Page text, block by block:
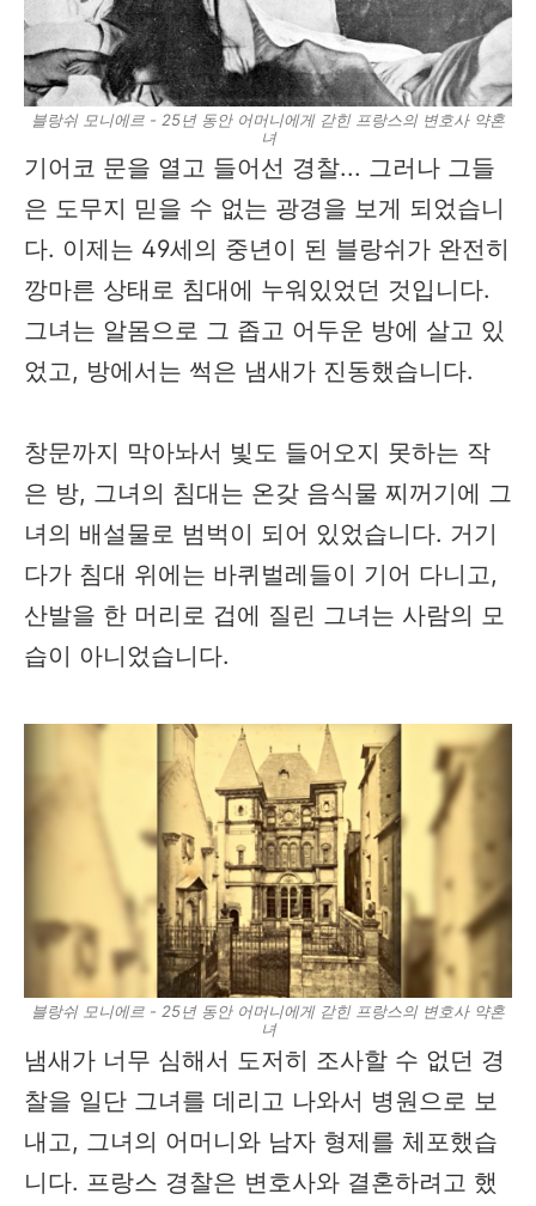
블랑쉬 모니에르 - 25년 동안 어머니에게 갇힌 프랑스의 변호사 약혼
녀
기어코 문을 열고 들어선 경찰... 그러나 그들
은 도무지 믿을 수 없는 광경을 보게 되었습니
다. 이제는 49세의 중년이 된 블랑쉬가 완전히
깡마른 상태로 침대에 누워있었던 것입니다.
그녀는 알몸으로 그 좁고 어두운 방에 살고 있
었고, 방에서는 썩은 냄새가 진동했습니다.
창문까지 막아놔서 빛도 들어오지 못하는 작
은 방, 그녀의 침대는 온갖 음식물 찌꺼기에 그
녀의 배설물로 범벅이 되어 있었습니다. 거기
다가 침대 위에는 바퀴벌레들이 기어 다니고,
산발을 한 머리로 겁에 질린 그녀는 사람의 모
습이 아니었습니다.
블랑쉬 모니에르 - 25년 동안 어머니에게 갇힌 프랑스의 변호사 약혼
녀
냄새가 너무 심해서 도저히 조사할 수 없던 경
찰을 일단 그녀를 데리고 나와서 병원으로 보
내고, 그녀의 어머니와 남자 형제를 체포했습
니다. 프랑스 경찰은 변호사와 결혼하려고 했